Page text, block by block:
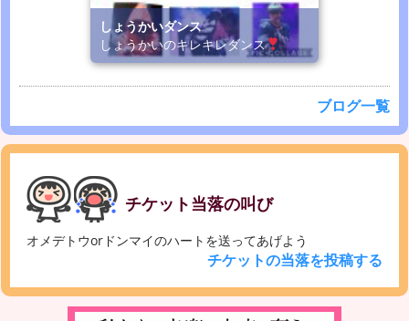
しょうかいダンス
しょうかいのキレキレダンス
ブログ一覧
チケット当落の叫び
オメデトウorドンマイのハートを送ってあげよう
チケットの当落を投稿する